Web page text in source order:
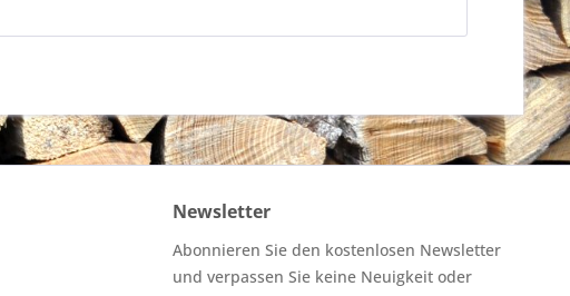
Newsletter
Abonnieren Sie den kostenlosen Newsletter
und verpassen Sie keine Neuigkeit oder